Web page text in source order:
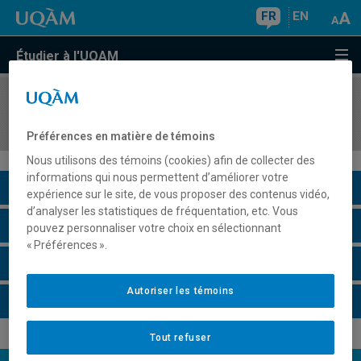
FR EN
Étudier à l'UQAM
COURS//
Description du cours
Horaire - Été 2026
Préférences en matière de témoins
Nous utilisons des témoins (cookies) afin de collecter des
informations qui nous permettent d’améliorer votre
expérience sur le site, de vous proposer des contenus vidéo,
d’analyser les statistiques de fréquentation, etc. Vous
pouvez personnaliser votre choix en sélectionnant
« Préférences ».
Tout refuser
Autoriser les témoins